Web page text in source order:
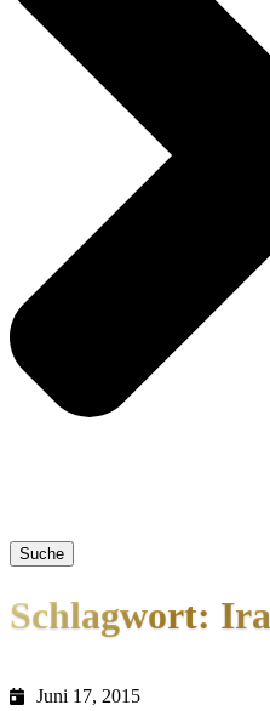
Suche
Schlagwort:
Juni 17, 2015